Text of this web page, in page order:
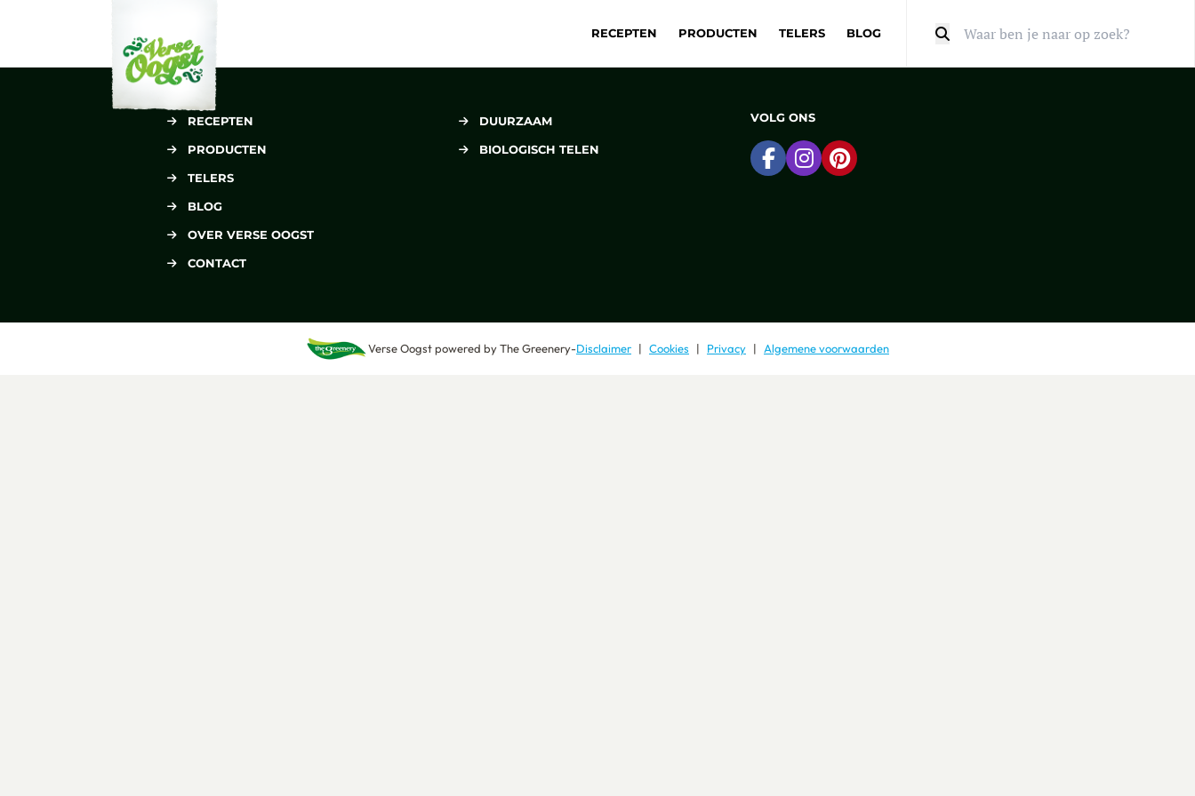
RECEPTEN PRODUCTEN TELERS BLOG
RECEPTEN
PRODUCTEN
TELERS
BLOG
OVER VERSE OOGST
CONTACT
DUURZAAM
BIOLOGISCH TELEN
VOLG ONS
Ga naar Facebook
Ga naar Instagram
Ga naar Pinterest
Verse Oogstpowered byThe Greenery-Disclaimer Cookies Privacy Algemene voorwaarden